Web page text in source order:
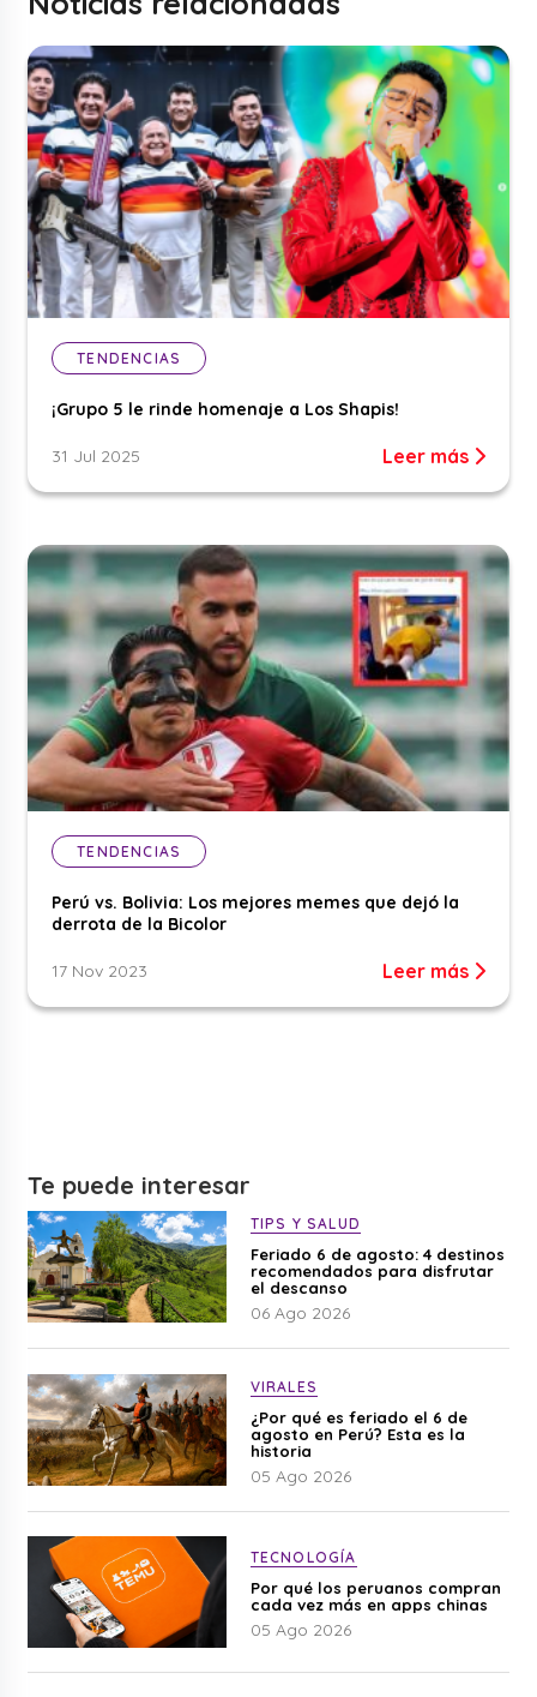
TENDENCIAS
¡Grupo 5 le rinde homenaje a Los Shapis!
31 Jul 2025 Leer más
TENDENCIAS
Perú vs. Bolivia: Los mejores memes que dejó la
derrota de la Bicolor
17 Nov 2023 Leer más
Te puede interesar
TIPS Y SALUD
Feriado 6 de agosto: 4 destinos
recomendados para disfrutar
el descanso
06 Ago 2026
VIRALES
¿Por qué es feriado el 6 de
agosto en Perú? Esta es la
historia
05 Ago 2026
TECNOLOGÍA
Por qué los peruanos compran
cada vez más en apps chinas
05 Ago 2026